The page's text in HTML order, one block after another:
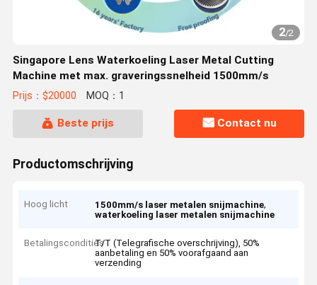
2/2
Singapore Lens Waterkoeling Laser Metal Cutting
Machine met max. graveringssnelheid 1500mm/s
Prijs：$20000 MOQ：1
Beste prijs Contact nu
Productomschrijving
Hoog licht 1500mm/s laser metalen snijmachine,
waterkoeling laser metalen snijmachine
BetalingsconditiesT/T (Telegrafische overschrijving), 50%
aanbetaling en 50% voorafgaand aan
verzending